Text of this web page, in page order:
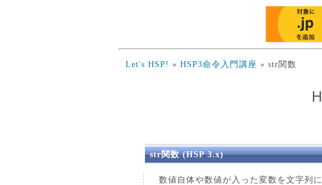
Let's HSP! » HSP3命令入門講座 » str関数
str関数 (HSP 3.x)
数値自体や数値が入った変数を文字列